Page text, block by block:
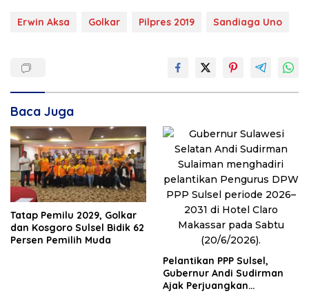
Erwin Aksa Golkar Pilpres 2019 Sandiaga Uno
Baca Juga
Tatap Pemilu 2029, Golkar
dan Kosgoro Sulsel Bidik 62
Persen Pemilih Muda
Pelantikan PPP Sulsel,
Gubernur Andi Sudirman
Ajak Perjuangkan